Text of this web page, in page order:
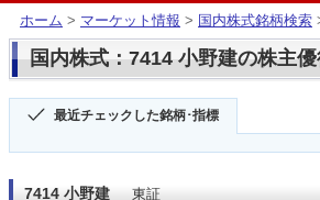
ホーム > マーケット情報 > 国内株式銘柄検索
国内株式：7414 小野建の株主
最近チェックした銘柄･指標
7414 小野建 東証